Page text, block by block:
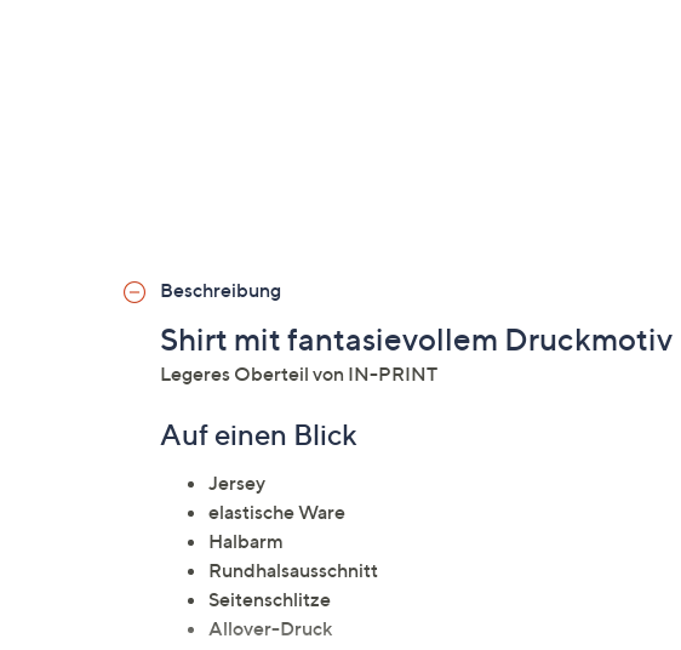
Beschreibung
Shirt mit fantasievollem Druckmotiv
Legeres Oberteil von IN-PRINT
Auf einen Blick
Jersey
elastische Ware
Halbarm
Rundhalsausschnitt
Seitenschlitze
Allover-Druck